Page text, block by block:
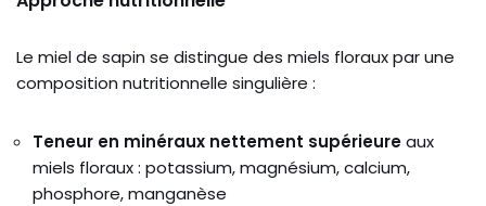
Le miel de sapin se distingue des miels floraux par une
composition nutritionnelle singulière :
Teneur en minéraux nettement supérieureaux
miels floraux : potassium, magnésium, calcium,
phosphore, manganèse